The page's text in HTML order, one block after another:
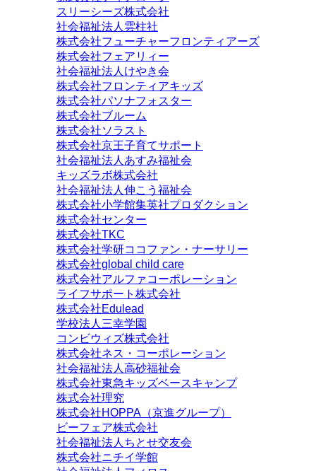
スリーシーズ株式会社
社会福祉法人雲柱社
株式会社フューチャーフロンティアーズ
株式会社フェアリィー
社会福祉法人けやき会
株式会社フロンティアキッズ
株式会社パソナフォスター
株式会社ブルーム
株式会社ソラスト
株式会社京王子育てサポート
社会福祉法人あすみ福祉会
キッズラボ株式会社
社会福祉法人伸こう福祉会
株式会社小学館集英社プロダクション
株式会社センター
株式会社TKC
株式会社学研ココファン・ナーサリー
株式会社global child care
株式会社アルファコーポレーション
ライフサポート株式会社
株式会社Edulead
学校法人三幸学園
コンビウィズ株式会社
株式会社ネス・コーポレーション
社会福祉法人高砂福祉会
株式会社東急キッズベースキャンプ
株式会社理究
株式会社HOPPA（京進グループ）
ビーフェア株式会社
社会福祉法人ちとせ交友会
株式会社ニチイ学館